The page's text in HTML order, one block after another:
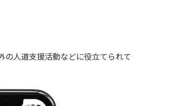
の人道支援活動などに役立てられて